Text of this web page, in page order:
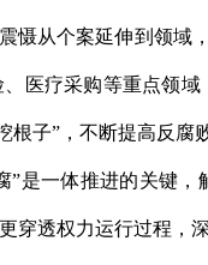
慑从个案延伸到领
医疗采购等重点领
根子”，不断提高反
”是一体推进的关键
穿透权力运行过程